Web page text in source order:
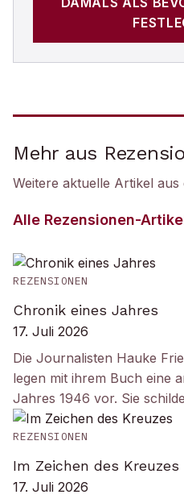
Mehr aus
Weitere aktuelle Artikel
Alle Rezensionen-
REZENSIONEN
Chronik eines Jahres
17. Juli 2026
Die Journalisten Hauke
legen mit ihrem Buch eine
Jahres 1946 vor. Sie
REZENSIONEN
Im Zeichen des Kreuzes
17. Juli 2026